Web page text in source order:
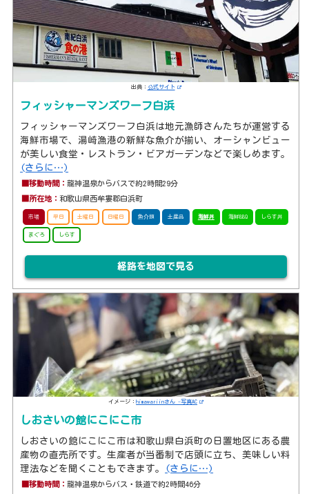
出典： 公式サイト
フィッシャーマンズワーフ白浜
フィッシャーマンズワーフ白浜は地元漁師さんたちが運営する
海鮮市場で、湯崎漁港の新鮮な魚介が揃い、オーシャンビュー
が美しい食堂・レストラン・ビアガーデンなどで楽しめます。
(さらに…)
■移動時間：龍神温泉からバスで約2時間29分
■所在地： 和歌山県西牟婁郡白浜町
市場 平日 土曜日 日曜日 魚介類 土産品 海鮮丼 海鮮BBQ しらす丼
まぐろ しらす
経路を地図で見る
イメージ：himawariinさん -写真AC
しおさいの館にこにこ市
しおさいの館にこにこ市は和歌山県白浜町の日置地区にある農
産物の直売所です。生産者が当番制で店頭に立ち、美味しい料
理法などを聞くこともできます。
(さらに…)
■移動時間：龍神温泉からバス・鉄道で約2時間46分